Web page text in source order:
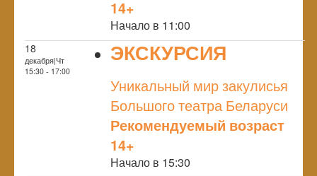
14+
Начало в 11:00
18
декабря|Чт
15:30 - 17:00
ЭКСКУРСИЯ
Уникальный мир закулисья
Большого театра Беларуси
Рекомендуемый возраст
14+
Начало в 15:30